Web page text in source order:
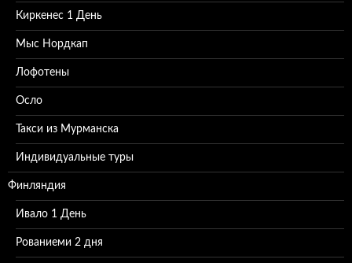
Киркенес 1 День
Мыс Нордкап
Лофотены
Осло
Такси из Мурманска
Индивидуальные туры
Финляндия
Ивало 1 День
Рованиеми 2 дня